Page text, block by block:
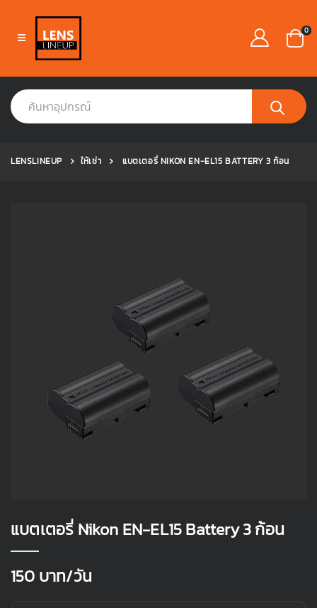
0
LENSLINEUP ให้เช่า แบตเตอรี่ NIKON EN-EL15 BATTERY 3 ก้อน
แบตเตอรี่ Nikon EN-EL15 Battery 3 ก้อน
150 บาท/วัน